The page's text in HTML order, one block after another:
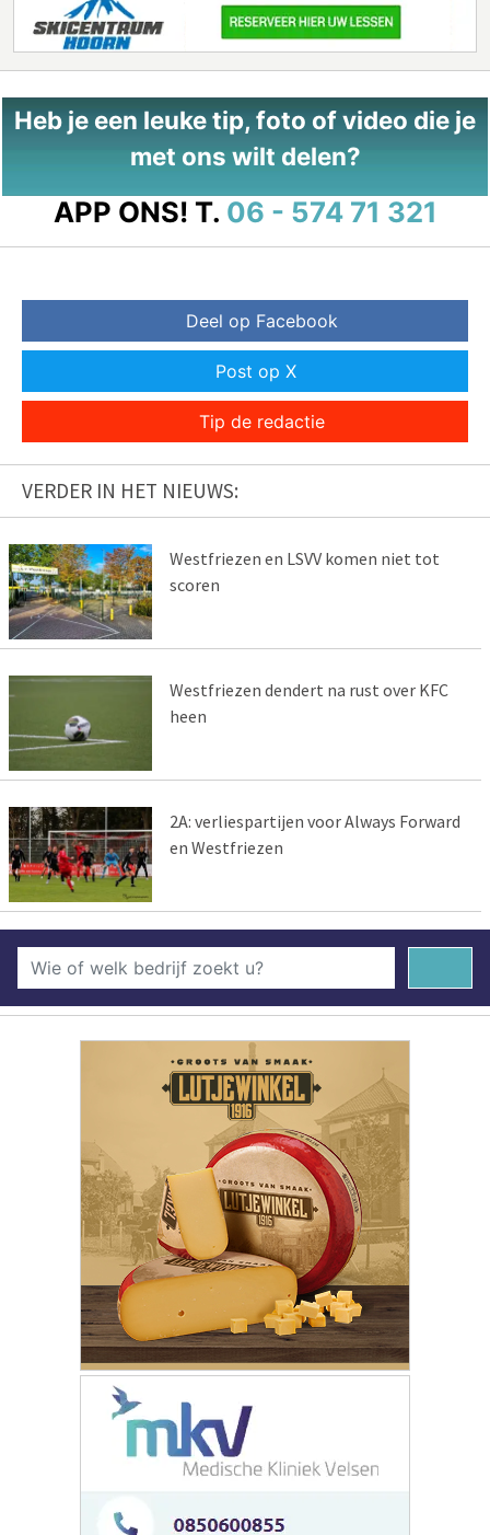
Heb je een leuke tip, foto of video die je
met ons wilt delen?
APP ONS! T. 06 - 574 71 321
Deel op Facebook
Post op X
Tip de redactie
VERDER IN HET NIEUWS:
Westfriezen en LSVV komen niet tot
scoren
Westfriezen dendert na rust over KFC
heen
2A: verliespartijen voor Always Forward
en Westfriezen